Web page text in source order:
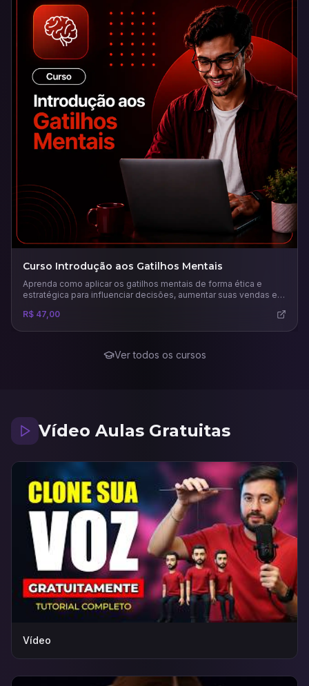
Curso Introdução aos Gatilhos Mentais
Aprenda como aplicar os gatilhos mentais de forma ética e
estratégica para influenciar decisões, aumentar suas vendas e
R$ 47,00
Ver todos os cursos
Vídeo Aulas Gratuitas
Vídeo